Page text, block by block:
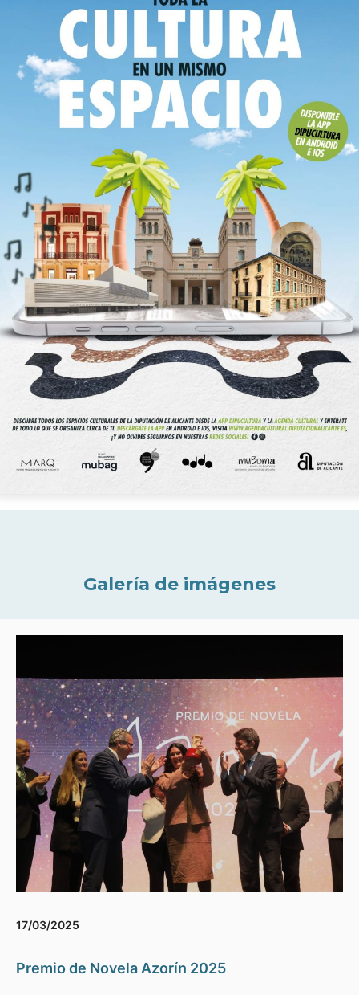
Galería de imágenes
17/03/2025
Premio de Novela Azorín 2025